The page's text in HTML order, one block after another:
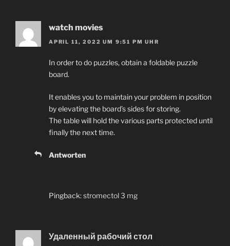
watch movies
APRIL 11, 2022 UM 9:51 PM UHR
In order to do puzzles, obtain a foldable puzzle
board.
It enables you to maintain your problem in position
by elevating the board’s sides for storing.
The table will hold the various parts protected until
finally the next time.
Antworten
Pingback:stromectol 3 mg
Удаленный рабочий стол